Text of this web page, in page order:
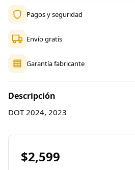
Pagos y seguridad
Envío gratis
Garantía fabricante
Descripción
DOT 2024, 2023
$2,599